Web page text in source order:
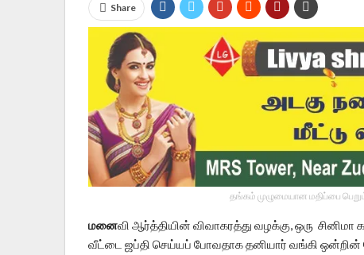
Share
தங்கம் முழுமையான மதிப்பை
மனைவி ஆர்த்தியின் விவாகரத்து வழக்கு, ஒரு
வீட்டை ஜப்தி செய்யப் போவதாக தனியார் வங்கி ஒன்றின்